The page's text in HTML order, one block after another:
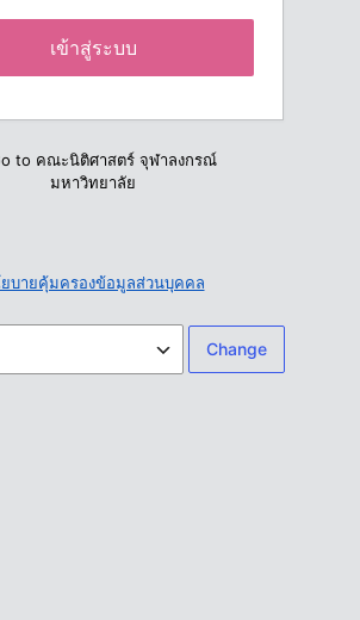
to คณะนิติศาสตร์ จุฬาลงกรณ์
มหาวิทยาลัย
บายคุ้มครองข้อมูลส่วนบุคคล